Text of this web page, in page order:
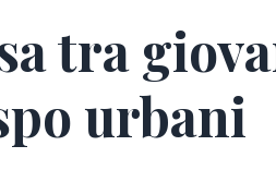
tra
urbani